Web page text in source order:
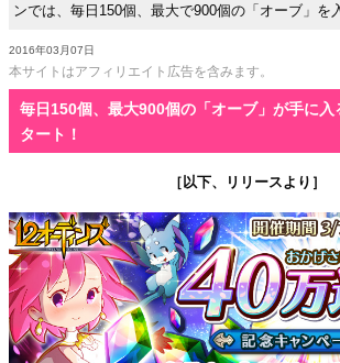
ンでは、毎日150個、最大で900個の「オーブ」を
2016年03月07日
本サイトはアフィリエイト広告を含みます。
毎日150個、最大900個の「オーブ」が手に入
タート！
［以下、リリースより］